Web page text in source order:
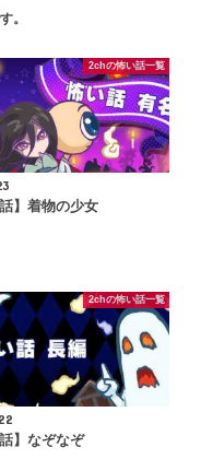
。
2chの怖い話一覧
話】着物の少女
2chの怖い話一覧
話】なぞなぞ